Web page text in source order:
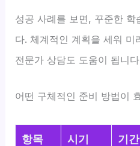
성공 사례를 보면, 꾸준한 학
다. 체계적인 계획을 세워 미
전문가 상담도 도움이 됩니
어떤 구체적인 준비 방법이
항목 시기 기